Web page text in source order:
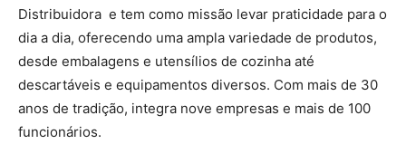
Distribuidora e tem como missão levar praticidade para o
dia a dia, oferecendo uma ampla variedade de produtos,
desde embalagens e utensílios de cozinha até
descartáveis e equipamentos diversos. Com mais de 30
anos de tradição, integra nove empresas e mais de 100
funcionários.